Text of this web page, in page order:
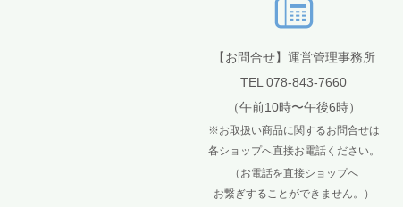
【お問合せ】運営管理事務所
TEL 078-843-7660
（午前10時〜午後6時）
※お取扱い商品に関するお問合せは
各ショップへ直接お電話ください。
（お電話を直接ショップへ
お繋ぎすることができません。）